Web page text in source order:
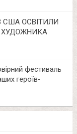
США ОСВІТИЛИ
ХУДОЖНИКА
фестиваль
героїв-